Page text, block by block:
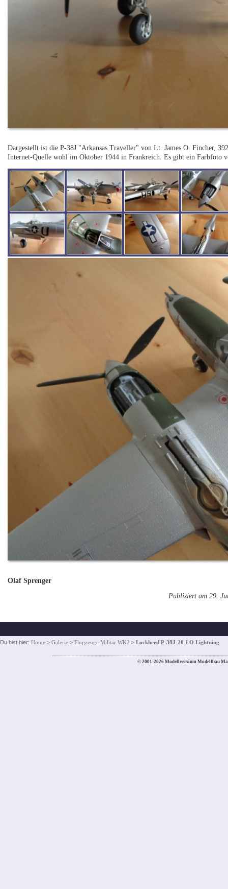
Dargestellt ist die P-38J "Arkansas Traveller" von Lt. James O. Fincher,
Internet-Quelle wohl im Oktober 1944 in Frankreich. Es gibt ein Farbfoto
Olaf Sprenger
Publiziert am 29.
Du bist hier: Home > Galerie > Flugzeuge Militär WK2 > Lockheed P-38J-20-LO Lightning
© 2001-2026 Modellversium Modellbau